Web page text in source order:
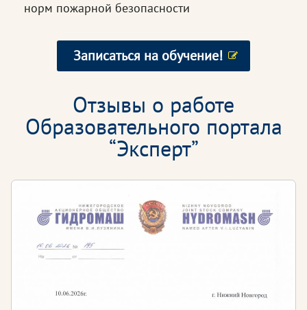
норм пожарной безопасности
Записаться на обучение!
Отзывы о работе
Образовательного портала
“Эксперт”